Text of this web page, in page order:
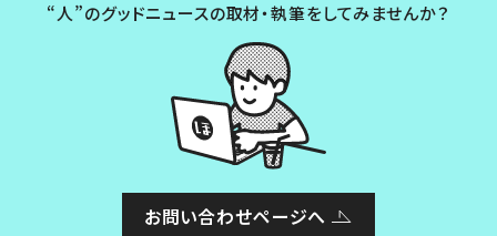
“人”のグッドニュースの取材・執筆をしてみませんか？
お問い合わせページへ